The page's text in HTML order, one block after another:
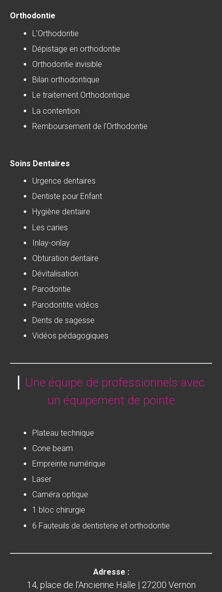
Orthodontie
L'Orthodontie
Dépistage en orthodontie
Orthodontie invisible
Bilan orthodontique
Le traitement Orthodontique
La contention
Remboursement de l'Orthodontie
Soins Dentaires
Urgence dentaires
Dentiste pour Enfant
Hygiène dentaire
Les caries
Inlay-onlay
Obturation dentaire
Dévitalisation
Parodontie
Parodontite vidéos
Dents de sagesse
Vidéos pédagogiques
Une équipe de professionnels avec
un équipement de pointe
Plateau technique
Cone beam
Empreinte numérique
Laser
Caméra optique
1 bloc chirurgie
6 Fauteuils de dentisterie et orthodontie
Adresse :
14, place de l'Ancienne Halle | 27200 Vernon